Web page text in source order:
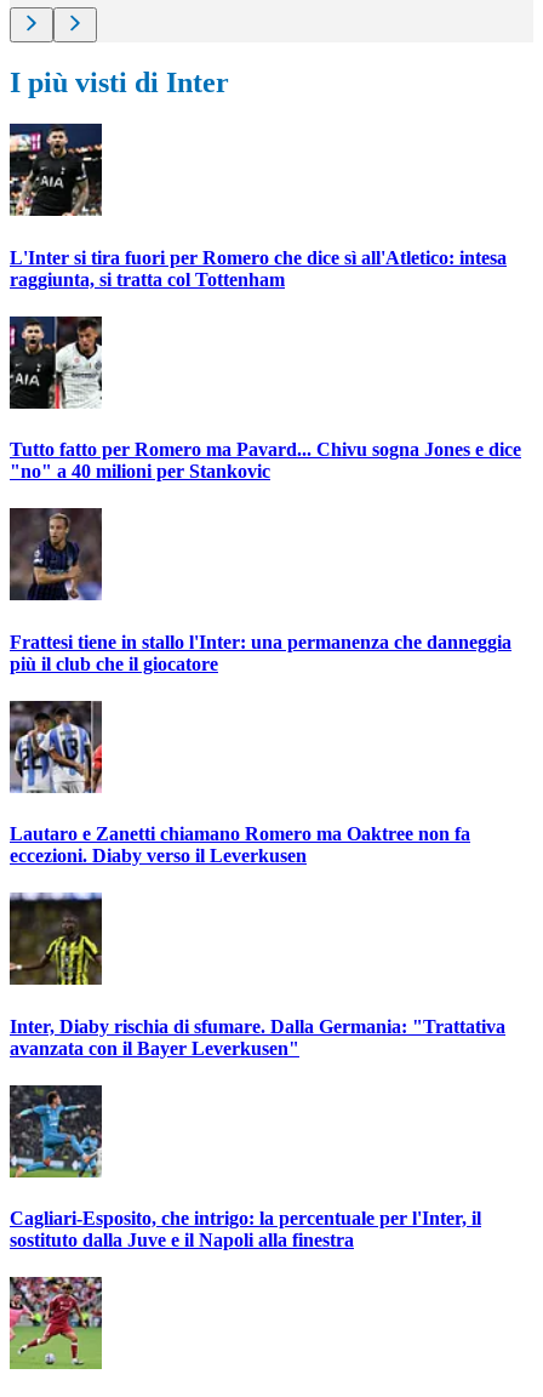
I più visti di Inter
L'Inter si tira fuori per Romero che dice sì all'Atletico: intesa
raggiunta, si tratta col Tottenham
Tutto fatto per Romero ma Pavard... Chivu sogna Jones e dice
"no" a 40 milioni per Stankovic
Frattesi tiene in stallo l'Inter: una permanenza che danneggia
più il club che il giocatore
Lautaro e Zanetti chiamano Romero ma Oaktree non fa
eccezioni. Diaby verso il Leverkusen
Inter, Diaby rischia di sfumare. Dalla Germania: "Trattativa
avanzata con il Bayer Leverkusen"
Cagliari-Esposito, che intrigo: la percentuale per l'Inter, il
sostituto dalla Juve e il Napoli alla finestra